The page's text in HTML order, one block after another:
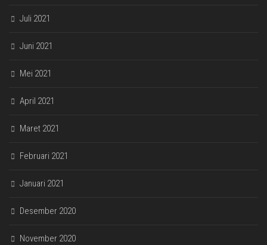
Juli 2021
Juni 2021
Mei 2021
April 2021
Maret 2021
Februari 2021
Januari 2021
Desember 2020
November 2020